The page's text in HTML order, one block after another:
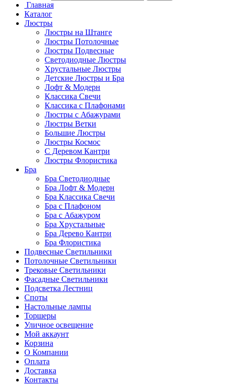
Главная
Каталог
Люстры
Люстры на Штанге
Люстры Потолочные
Люстры Подвесные
Светодиодные Люстры
Хрустальные Люстры
Детские Люстры и Бра
Лофт & Модерн
Классика Свечи
Классика с Плафонами
Люстры с Абажурами
Люстры Ветки
Большие Люстры
Люстры Космос
С Деревом Кантри
Люстры Флористика
Бра
Бра Светодиодные
Бра Лофт & Модерн
Бра Классика Свечи
Бра с Плафоном
Бра с Абажуром
Бра Хрустальные
Бра Дерево Кантри
Бра Флористика
Подвесные Светильники
Потолочные Светильники
Трековые Светильники
Фасадные Светильники
Подсветка Лестниц
Споты
Настольные лампы
Торшеры
Уличное освещение
Мой аккаунт
Корзина
О Компании
Оплата
Доставка
Контакты